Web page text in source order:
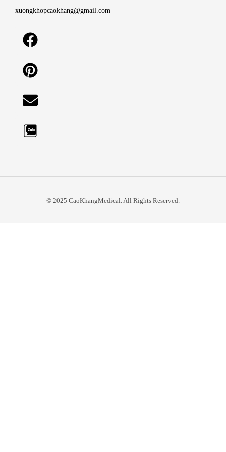
xuongkhopcaokhang@gmail.com
© 2025 CaoKhangMedical. All Rights Reserved.